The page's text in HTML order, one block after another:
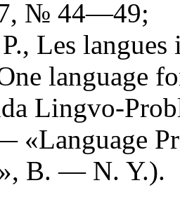
№ 44—49;
P., Les
language
Lingvo-
«Language
B. — N. Y.).